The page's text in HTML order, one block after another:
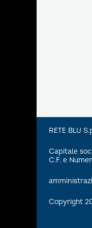
RETE BLU
Capitale
C.F. e
Copyright